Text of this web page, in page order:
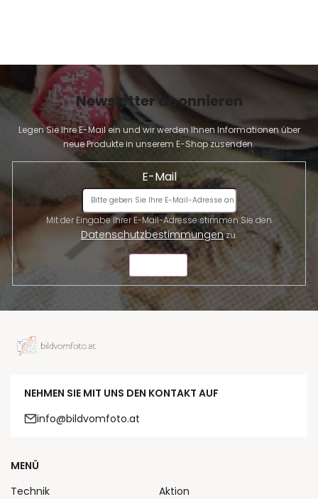
e
Newsletter abonnieren
Legen Sie Ihre E-Mail ein und wir werden Ihnen Informationen über
neue Produkte in unserem E-Shop zusenden.
E-Mail
Datenschutzbestimmungenzu.
NEHMEN SIE MIT UNS DEN KONTAKT AUF
info@bildvomfoto.at
MENÜ
Technik
Aktion